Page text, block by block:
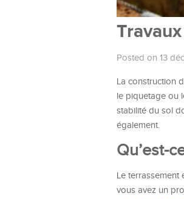
Posted on 13
La construction
le piquetage ou
stabilité du sol
également.
Qu’est-
Le terrassement
vous avez un